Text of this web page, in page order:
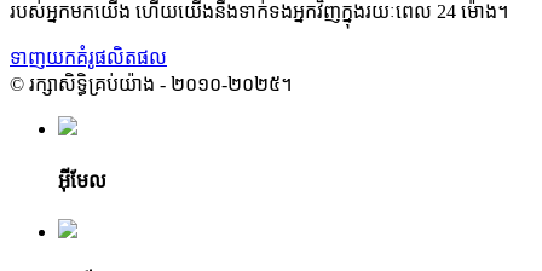
របស់អ្នកមកយើង ហើយយើងនឹងទាក់ទងអ្នកវិញក្នុងរយៈពេល 24 ម៉ោង។
ទាញយកគំរូផលិតផល
© រក្សាសិទ្ធិគ្រប់យ៉ាង - ២០១០-២០២៥។
អ៊ីមែល